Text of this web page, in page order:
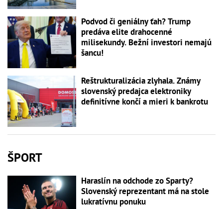
Podvod či geniálny ťah? Trump
predáva elite drahocenné
milisekundy. Bežní investori nemajú
šancu!
Reštrukturalizácia zlyhala. Známy
slovenský predajca elektroniky
definitívne končí a mieri k bankrotu
ŠPORT
Haraslín na odchode zo Sparty?
Slovenský reprezentant má na stole
lukratívnu ponuku